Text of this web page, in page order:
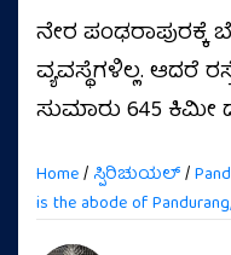
ನೇರ
ವ್ಯವಸ್ಥೆಗಳಿಲ್ಲ. ಆದರೆ
ಸುಮಾರು 645 ಕಿಮೀ
Home/ಸ್ಪಿರಿಚುಯಲ್/
is the abode of